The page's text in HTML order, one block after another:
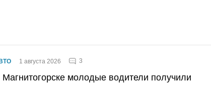
1 августа 2026 3
Магнитогорске молодые водители получили